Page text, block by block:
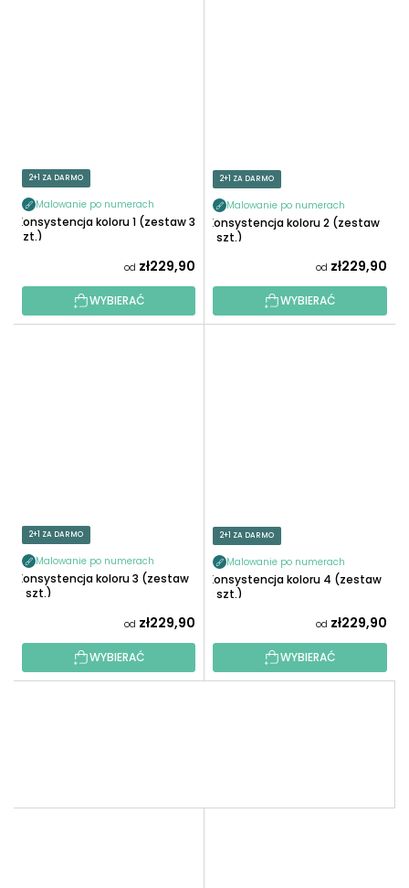
2+1 ZA DARMO
Malowanie po numerach
Konsystencja koloru 1 (zestaw 3
szt.)
od zł229,90
WYBIERAĆ
2+1 ZA DARMO
Malowanie po numerach
Konsystencja koloru 2 (zestaw
3 szt.)
od zł229,90
WYBIERAĆ
2+1 ZA DARMO
Malowanie po numerach
Konsystencja koloru 3 (zestaw
3 szt.)
od zł229,90
WYBIERAĆ
2+1 ZA DARMO
Malowanie po numerach
Konsystencja koloru 4 (zestaw
3 szt.)
od zł229,90
WYBIERAĆ